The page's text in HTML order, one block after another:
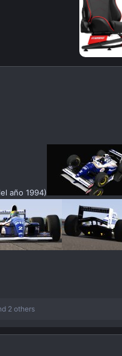
año 1994)
2 others